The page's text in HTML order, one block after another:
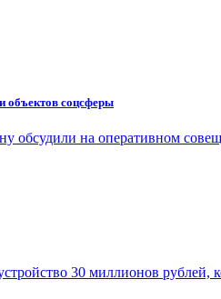
объектов соцсферы
обсудили на оперативном
30 миллионов